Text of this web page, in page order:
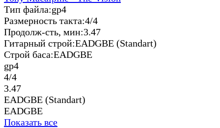
Тип файла:gp4
Размерность такта:4/4
Продолж-сть, мин:3.47
Гитарный строй:EADGBE (Standart)
Строй баса:EADGBE
gp4
4/4
3.47
EADGBE (Standart)
EADGBE
Показать все